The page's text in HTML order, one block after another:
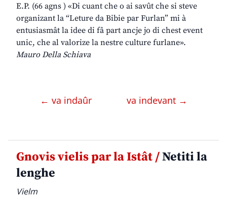
E.P. (66 agns ) «Di cuant che o ai savût che si steve
organizant la “Leture da Bibie par Furlan” mi à
entusiasmât la idee di fâ part ancje jo di chest event
unic, che al valorize la nestre culture furlane».
Mauro Della Schiava
← va indaûr va indevant →
Gnovis vielis par la Istât /Netiti la
lenghe
Vielm